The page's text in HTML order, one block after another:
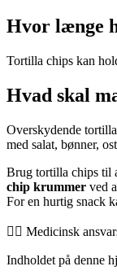
Hvor længe
Tortilla chips kan
Hvad skal
Overskydende
med salat, bønner,
Brug tortilla chips til
chip krummer ved
For en hurtig snack
👨‍⚕️️ Medicinsk
Indholdet på denne